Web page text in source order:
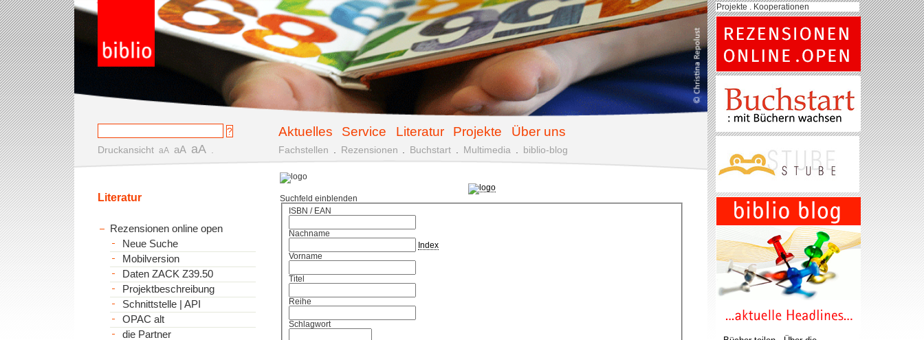
Aktuelles Service Literatur Projekte Über uns
Druckansicht aA aA aA Fachstellen Rezensionen Buchstart Multimedia biblio-blog
Suchfeld einblenden
ISBN / EAN
Nachname
Index
Vorname
Titel
Reihe
Schlagwort
Literatur
Rezensionen online open
Neue Suche
Mobilversion
Daten ZACK Z39.50
Projektbeschreibung
Schnittstelle | API
OPAC alt
die Partner
Projekte . Kooperationen